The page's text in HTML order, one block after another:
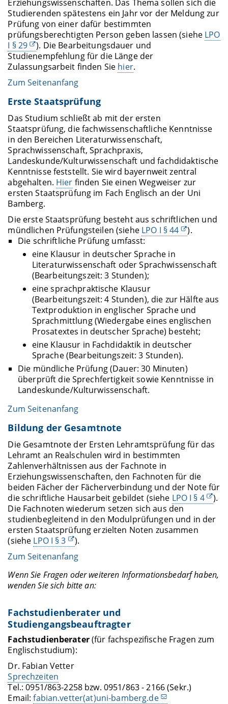
Erziehungswissenschaften. Das Thema sollen sich die
Studierenden spätestens ein Jahr vor der Meldung zur
Prüfung von einer dafür bestimmten
prüfungsberechtigten Person geben lassen (siehe LPO
I § 29
). Die Bearbeitungsdauer und
Studienempfehlung für die Länge der
Zulassungsarbeit finden Sie hier.
Zum Seitenanfang
Erste Staatsprüfung
Das Studium schließt ab mit der ersten
Staatsprüfung, die fachwissenschaftliche Kenntnisse
in den Bereichen Literaturwissenschaft,
Sprachwissenschaft, Sprachpraxis,
Landeskunde/Kulturwissenschaft und fachdidaktische
Kenntnisse feststellt. Sie wird bayernweit zentral
abgehalten. Hier finden Sie einen Wegweiser zur
ersten Staatsprüfung im Fach Englisch an der Uni
Bamberg.
Die erste Staatsprüfung besteht aus schriftlichen und
mündlichen Prüfungsteilen (siehe LPO I § 44
).
Die schriftliche Prüfung umfasst:
eine Klausur in deutscher Sprache in
Literaturwissenschaft oder Sprachwissenschaft
(Bearbeitungszeit: 3 Stunden);
eine sprachpraktische Klausur
(Bearbeitungszeit: 4 Stunden), die zur Hälfte aus
Textproduktion in englischer Sprache und
Sprachmittlung (Wiedergabe eines englischen
Prosatextes in deutscher Sprache) besteht;
eine Klausur in Fachdidaktik in deutscher
Sprache (Bearbeitungszeit: 3 Stunden).
Die mündliche Prüfung (Dauer: 30 Minuten)
überprüft die Sprechfertigkeit sowie Kenntnisse in
Landeskunde/Kulturwissenschaft.
Zum Seitenanfang
Bildung der Gesamtnote
Die Gesamtnote der Ersten Lehramtsprüfung für das
Lehramt an Realschulen wird in bestimmten
Zahlenverhältnissen aus der Fachnote in
Erziehungswissenschaften, den Fachnoten für die
beiden Fächer der Fächerverbindung und der Note für
die schriftliche Hausarbeit gebildet (siehe LPO I § 4
).
Die Fachnoten wiederum setzen sich aus den
studienbegleitend in den Modulprüfungen und in der
ersten Staatsprüfung erzielten Noten zusammen
(siehe LPO I § 3
).
Zum Seitenanfang
Wenn Sie Fragen oder weiteren Informationsbedarf haben,
wenden Sie sich bitte an:
Fachstudienberater und
Studiengangsbeauftragter
Fachstudienberater(für fachspezifische Fragen zum
Englischstudium):
Dr. Fabian Vetter
Sprechzeiten
Tel.: 0951/863-2258 bzw. 0951/863 - 2166 (Sekr.)
Email:fabian.vetter(at)uni-bamberg.de